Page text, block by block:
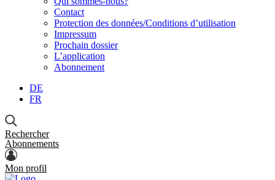
Contact
Protection des données/Conditions d’utilisation
Impressum
Prochain dossier
L’application
Abonnement
DE
FR
Rechercher
Abonnements
Mon profil